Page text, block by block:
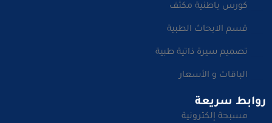
كورس باطنية مكثف
قسم الابحاث الطبية
تصميم سيرة ذاتية طبية
الباقات و الأسعار
روابط سريعة
مسبحة إلكترونية